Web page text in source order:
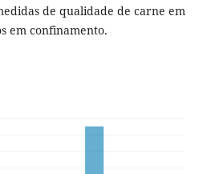
de qualidade de carne em
em confinamento.